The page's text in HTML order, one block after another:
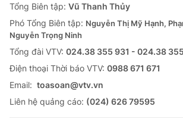
Tổng Biên tập: Vũ Thanh Thủy
Phó Tổng Biên tập: Nguyễn Thị Mỹ Hạnh,
Nguyễn Trọng Ninh
Tổng đài VTV: 024.38 355 931 - 024.38
Ðiện thoại Thời báo VTV: 0988 671 671
Email: toasoan@vtv.vn
Liên hệ quảng cáo: (024) 626 79595